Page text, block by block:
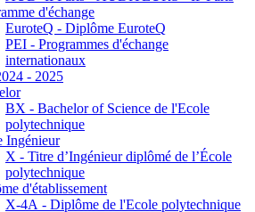
d'échange
EuroteQ - Diplôme EuroteQ
PEI - Programmes d'échange
internationaux
- 2025
BX - Bachelor of Science de l'Ecole
polytechnique
Ingénieur
X - Titre d’Ingénieur diplômé de l’École
polytechnique
d'établissement
X-4A - Diplôme de l'Ecole polytechnique